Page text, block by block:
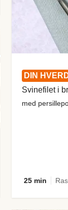
DIN
Svinefilet i
med
25 min